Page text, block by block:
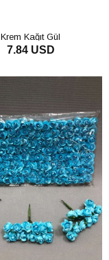
Krem Kağıt Gül
7.84 USD